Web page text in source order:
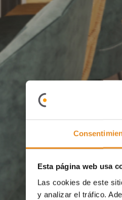
Esta página web usa
Las cookies de este
y analizar el tráfico.